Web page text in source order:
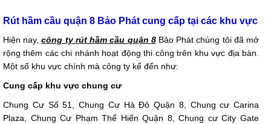
Rút hầm cầu quận 8 Bảo Phát cung cấp tại các khu vực
Hiện nay,công ty rút hầm cầu quận 8Bảo Phát chúng tôi đã mở
rộng thêm các chi nhánh hoạt động thi công trên khu vực địa bàn.
Một số khu vực chính mà công ty kể đến như:
Cung cấp khu vực chung cư
Chung Cư Số 51, Chung Cư Hà Đô Quận 8, Chung cư Carina
Plaza, Chung Cư Phạm Thế Hiển Quận 8, Chung cư City Gate